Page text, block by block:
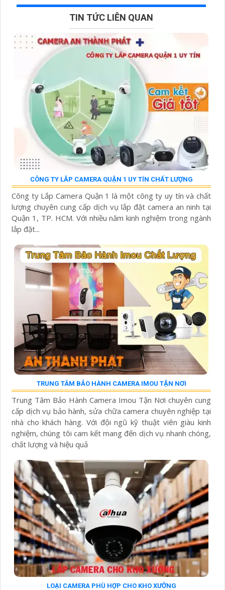
TIN TỨC LIÊN QUAN
CÔNG TY LẮP CAMERA QUẬN 1 UY TÍN CHẤT LƯỢNG
Công ty Lắp Camera Quận 1 là một công ty uy tín và chất
lượng chuyên cung cấp dịch vụ lắp đặt camera an ninh tại
Quận 1, TP. HCM. Với nhiều năm kinh nghiệm trong ngành
lắp đặt...
TRUNG TÂM BẢO HÀNH CAMERA IMOU TẬN NƠI
Trung Tâm Bảo Hành Camera Imou Tận Nơi chuyên cung
cấp dịch vụ bảo hành, sửa chữa camera chuyên nghiệp tại
nhà cho khách hàng. Với đội ngũ kỹ thuật viên giàu kinh
nghiệm, chúng tôi cam kết mang đến dịch vụ nhanh chóng,
chất lượng và hiệu quả
LOẠI CAMERA PHÙ HỢP CHO KHO XƯỞNG